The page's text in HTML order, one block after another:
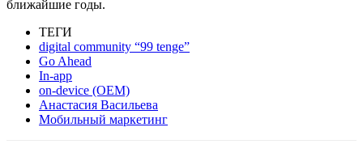
ближайшие годы.
ТЕГИ
digital community “99 tenge”
Go Ahead
In-app
on-device (OEM)
Анастасия Васильева
Мобильный маркетинг